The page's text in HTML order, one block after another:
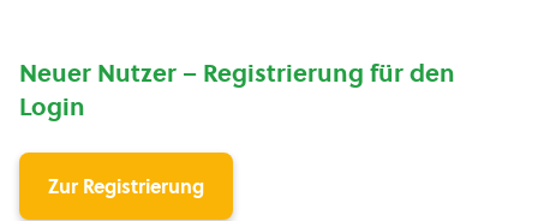
Neuer Nutzer – Registrierung für den
Login
Zur Registrierung